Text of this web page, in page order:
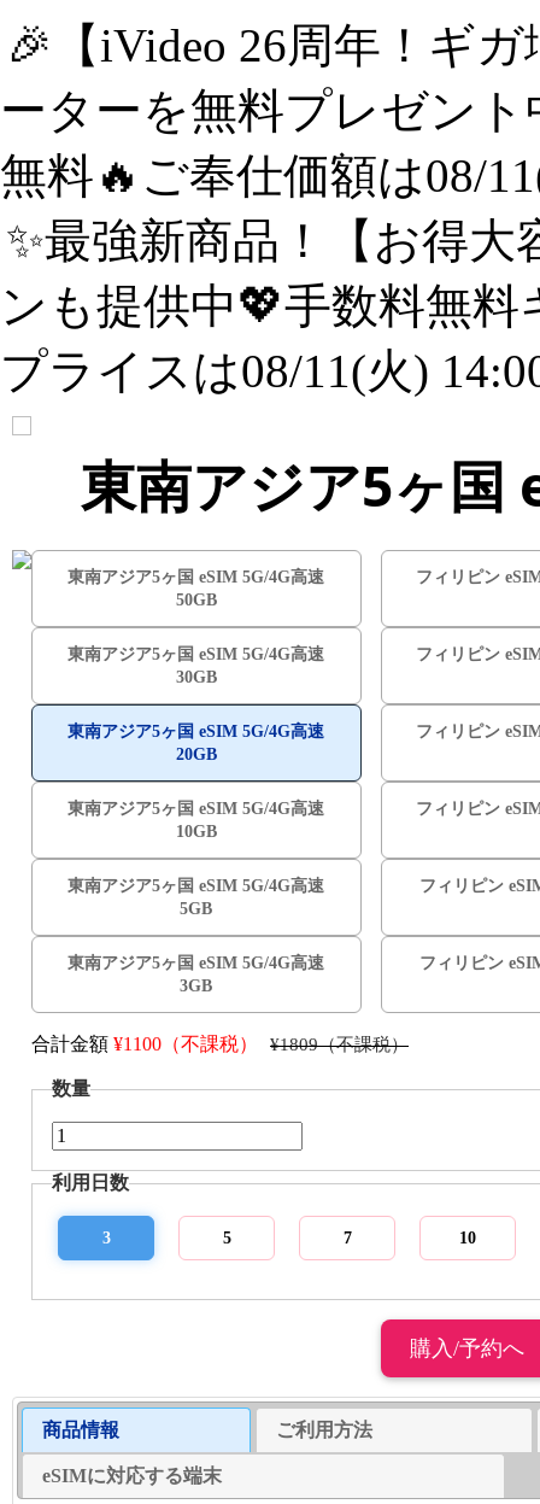
🎉【iVideo 26周年！ギ
ーターを無料プレゼン
無料🔥ご奉仕価額は08/
✨️最強新商品！【お得
ンも提供中💖手数料無
プライスは08/11(火)
東南アジア5ヶ国
東南アジア5ヶ国 eSIM 5G/4G高速
50GB
フィリピン
東南アジア5ヶ国 eSIM 5G/4G高速
30GB
フィリピン
東南アジア5ヶ国 eSIM 5G/4G高速
20GB
フィリピン
東南アジア5ヶ国 eSIM 5G/4G高速
10GB
フィリピン
東南アジア5ヶ国 eSIM 5G/4G高速
5GB
フィリピン
東南アジア5ヶ国 eSIM 5G/4G高速
3GB
フィリピン
合計金額 ¥1100（不課税） ¥1809（不課税）
数量
利用日数
3 5 7 10
商品情報 ご利用方法
eSIMに対応する端末